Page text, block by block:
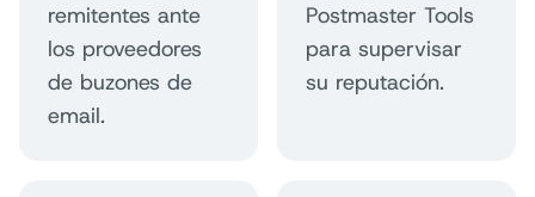
remitentes ante
los proveedores
de buzones de
email.
Postmaster Tools
para supervisar
su reputación.